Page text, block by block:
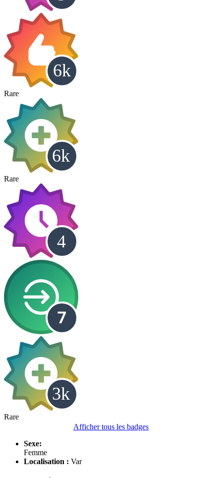
Rare
Rare
Rare
Afficher tous les badges
Sexe:
Femme
Localisation : Var